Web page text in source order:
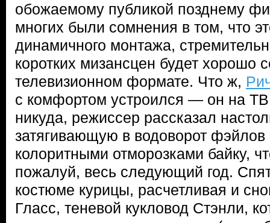
обожаемому публикой позднему
многих были сомнения в том, что
динамичного монтажа,
коротких мизансцен будет хорошо
телевизионном формате. Что ж,
с комфортом устроился — он на
никуда, режиссер рассказал
затягивающую в водоворот
колоритными отморозками байку,
пожалуй, весь следующий год.
костюме курицы, расчетливая и
Гласс, теневой кукловод Стэнли,